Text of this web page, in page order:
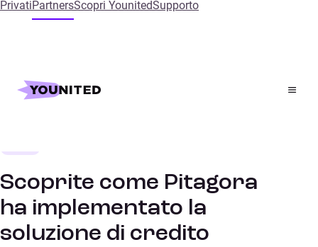
PrivatiPartnersScopri YounitedSupporto
Home
References
Scoprite come Pitagora ha implementato la soluzione di
Scoprite come Pitagora
ha implementato la
soluzione di credito